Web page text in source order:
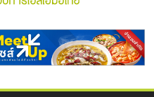
ณภาพสูง พร้อม
ในไทยที่ไหนดี?
รให้คุ้มค่าและตอบ